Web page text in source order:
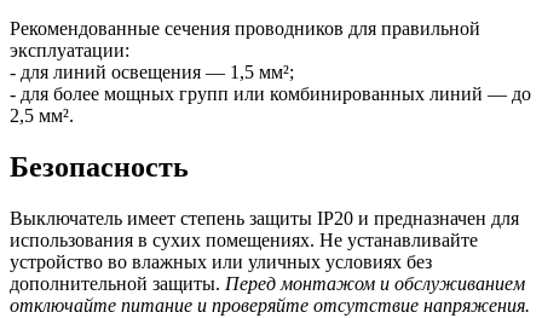
Рекомендованные сечения проводников для правильной
эксплуатации:
- для линий освещения — 1,5 мм²;
- для более мощных групп или комбинированных линий — до
2,5 мм².
Безопасность
Выключатель имеет степень защиты IP20 и предназначен для
использования в сухих помещениях. Не устанавливайте
устройство во влажных или уличных условиях без
дополнительной защиты. Перед монтажом и обслуживанием
отключайте питание и проверяйте отсутствие напряжения.